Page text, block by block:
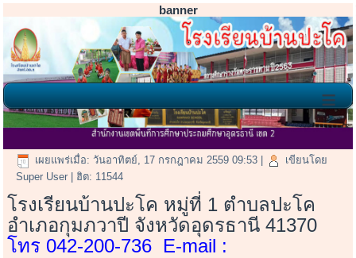
banner
≡
ติดต่อเรา
เผยแพร่เมื่อ: วันอาทิตย์, 17 กรกฎาคม 2559 09:53
เขียนโดย
Super User | ฮิต: 11544
โรงเรียนบ้านปะโค หมู่ที่ 1 ตำบลปะโค
อำเภอกุมภวาปี จังหวัดอุดรธานี 41370
โทร 042-200-736 E-mail :